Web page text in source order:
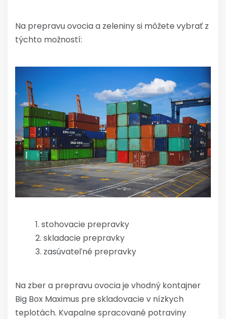
Na prepravu ovocia a zeleniny si môžete vybrať z
týchto možností:
stohovacie prepravky
skladacie prepravky
zasúvateľné prepravky
Na zber a prepravu ovocia je vhodný kontajner
Big Box Maximus pre skladovacie v nízkych
teplotách. Kvapalne spracované potraviny